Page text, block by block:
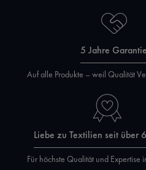
5 Jahre Garantie
Auf alle Produkte – weil Qualität
Liebe zu Textilien seit über
Für höchste Qualität und Expertise